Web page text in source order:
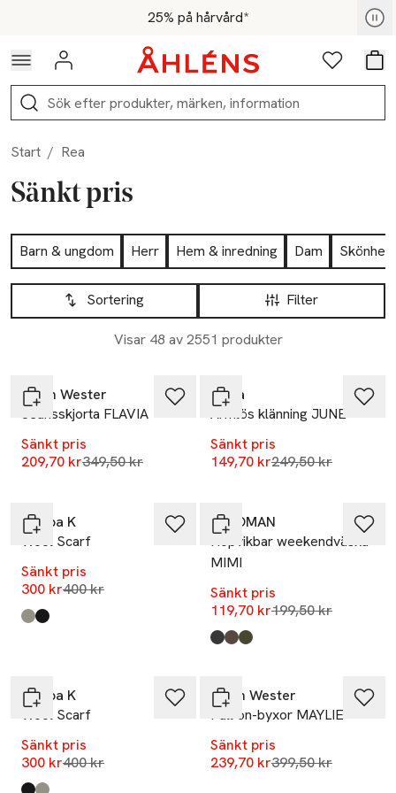
Hoppa till navigationsmenyn25% på hårvård*
För medlemmar - Shoppa nu
Logga in Favoriter
Sök
Start / Rea
Sänkt pris
Hoppa till produktsidan
Barn & ungdom Herr Hem & inredning Dam
Skönhet
Hoppa till produktsidan
Filter
Sortering
Visar 48 av 2551 produkter
Lista över produkter
Carin Wester
Jeansskjorta FLAVIA
Sänkt pris
209,70 krLägsta pris 30 dagar
349,50 kr
Wera
Ärmlös klänning JUNE
Sänkt pris
149,70 krLägsta pris 30
249,50 kr
Filippa K
Wool Scarf
Sänkt pris
300 krLägsta pris 30 dagar
400 kr
Produkten finns i färgerna:
Dk Taupe
Anthracite
Å WOMAN
Hopvikbar weekendväska
MIMI
Sänkt pris
119,70 krLägsta pris 30
199,50 kr
Produkten finns i färgerna:
Black,
Brown,
Dk Khaki
Filippa K
Wool Scarf
Sänkt pris
300 krLägsta pris 30 dagar
400 kr
Carin Wester
Pull on-byxor MAYLIE
Sänkt pris
239,70 krLägsta pris 30
399,50 kr